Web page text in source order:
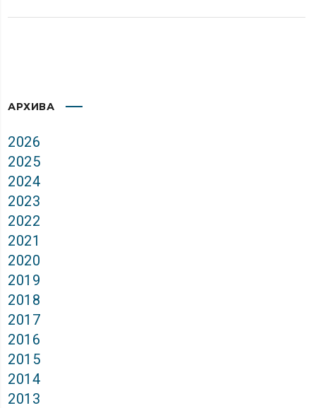
АРХИВА
2026
2025
2024
2023
2022
2021
2020
2019
2018
2017
2016
2015
2014
2013